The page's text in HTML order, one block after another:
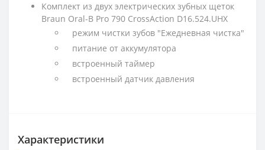
Комплект из двух электрических зубных щеток
Braun Oral-B Pro 790 CrossAction D16.524.UHX
режим чистки зубов "Ежедневная чистка"
питание от аккумулятора
встроенный таймер
встроенный датчик давления
Характеристики